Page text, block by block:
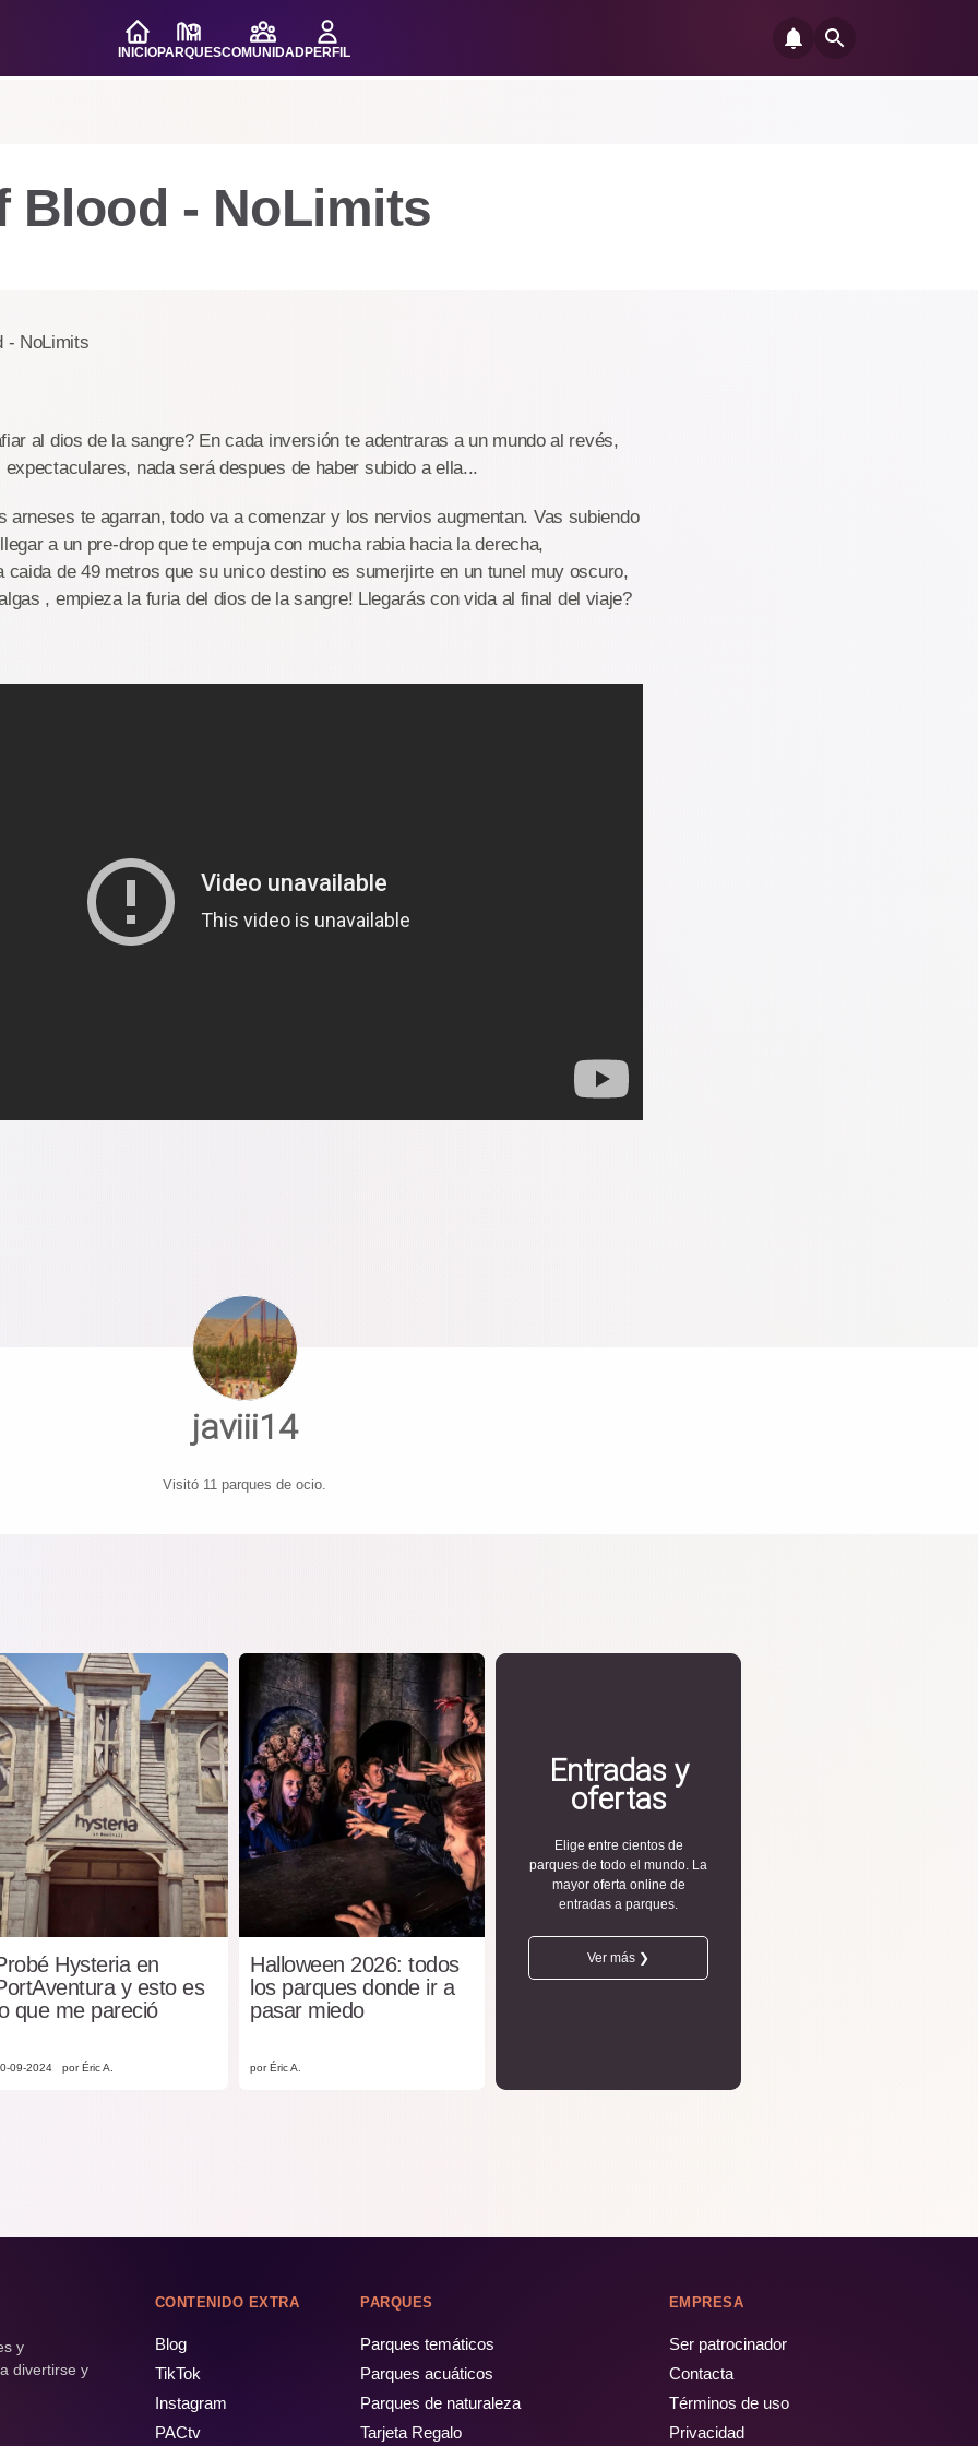
INICIOPARQUESCOMUNIDADPERFIL
Blood - NoLimits
al dios de la sangre? En cada inversión te adentraras a un mundo al revés,
nada será despues de haber subido a ella...
arneses te agarran, todo va a comenzar y los nervios augmentan. Vas subiendo
a un pre-drop que te empuja con mucha rabia hacia la derecha,
caida de 49 metros que su unico destino es sumerjirte en un tunel muy oscuro,
, empieza la furia del dios de la sangre! Llegarás con vida al final del viaje?
javiii14
Visitó 11 parques de ocio.
Hysteria en
y esto es
que me pareció
09-2024 por Éric A.
Halloween 2026: todos
los parques donde ir a
pasar miedo
por Éric A.
Entradas y
ofertas
Elige entre cientos de
parques de todo el mundo. La
mayor oferta online de
entradas a parques.
Ver más ❯
y
divertirse y
CONTENIDO EXTRA
Blog
TikTok
Instagram
PACtv
PARQUES
Parques temáticos
Parques acuáticos
Parques de naturaleza
Tarjeta Regalo
EMPRESA
Ser patrocinador
Contacta
Términos de uso
Privacidad